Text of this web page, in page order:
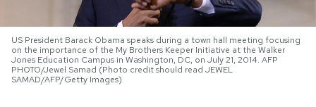
I MIEI PREFERITI
SHOP
US President Barack Obama speaks during a town hall meeting focusing
on the importance of the My Brothers Keeper Initiative at the Walker
Jones Education Campus in Washington, DC, on July 21, 2014. AFP
PHOTO/Jewel Samad (Photo credit should read JEWEL
SAMAD/AFP/Getty Images)